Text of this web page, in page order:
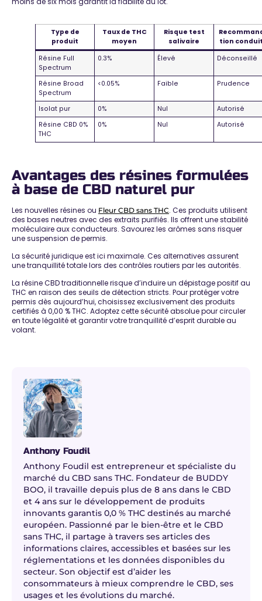
Type de
produit
Taux de THC
moyen
Risque test
salivaire
tion
Résine Full
Spectrum
0.3% Élevé Déconseillé
Résine Broad
Spectrum
<0.05% Faible Prudence
Isolat pur 0% Nul
Autorisé
Résine CBD 0%
THC
0% Nul Autorisé
Avantages des résines formulées
à base de CBD naturel pur
Les nouvelles résines ou Fleur CBD sans THC. Ces produits utilisent
des bases neutres avec des extraits purifiés. Ils offrent une stabilité
moléculaire aux conducteurs. Savourez les arômes sans risquer
une suspension de permis.
La sécurité juridique est ici maximale. Ces alternatives assurent
une tranquillité totale lors des contrôles routiers par les autorités.
La résine CBD traditionnelle risque d’induire un dépistage positif au
THC en raison des seuils de détection stricts. Pour protéger votre
permis dès aujourd’hui, choisissez exclusivement des produits
certifiés à 0,00 % THC. Adoptez cette sécurité absolue pour circuler
en toute légalité et garantir votre tranquillité d’esprit durable au
volant.
Anthony Foudil
Anthony Foudil est entrepreneur et spécialiste du
marché du CBD sans THC. Fondateur de BUDDY
BOO, il travaille depuis plus de 8 ans dans le CBD
et 4 ans sur le développement de produits
innovants garantis 0,0 % THC destinés au marché
européen. Passionné par le bien-être et le CBD
sans THC, il partage à travers ses articles des
informations claires, accessibles et basées sur les
réglementations et les données disponibles du
secteur. Son objectif est d’aider les
consommateurs à mieux comprendre le CBD, ses
usages et les évolutions du marché.